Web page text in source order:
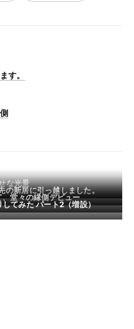
す。
な光景
の新居に引っ越しました。
堂々の縁側デビュー
てみた パート2（増設）